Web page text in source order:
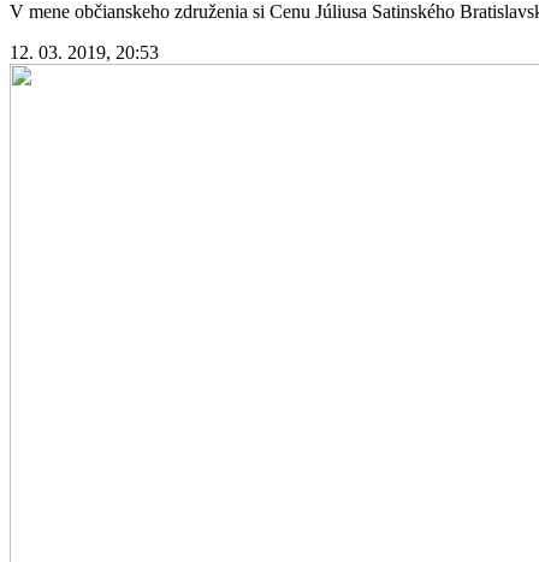
V mene občianskeho združenia si Cenu Júliusa Satinského
12. 03. 2019, 20:53